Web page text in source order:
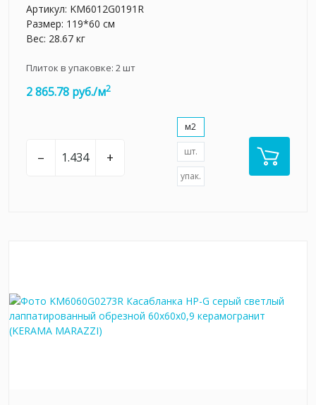
Артикул: KM6012G0191R
Размер: 119*60 см
Вес: 28.67 кг
Плиток в упаковке: 2шт
2 865.78 руб./м2
– +
м2
шт.
упак.